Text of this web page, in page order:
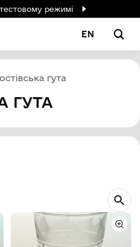
режимі
EN
гута
ГУТА